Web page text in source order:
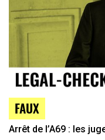
FAUX
Arrêt de l’A69 : les